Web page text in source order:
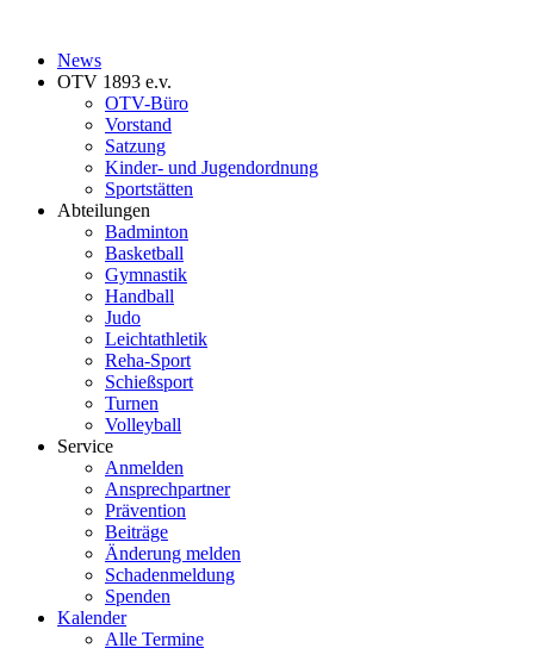
News
OTV 1893 e.v.
OTV-Büro
Vorstand
Satzung
Kinder- und Jugendordnung
Sportstätten
Abteilungen
Badminton
Basketball
Gymnastik
Handball
Judo
Leichtathletik
Reha-Sport
Schießsport
Turnen
Volleyball
Service
Anmelden
Ansprechpartner
Prävention
Beiträge
Änderung melden
Schadenmeldung
Spenden
Kalender
Alle Termine